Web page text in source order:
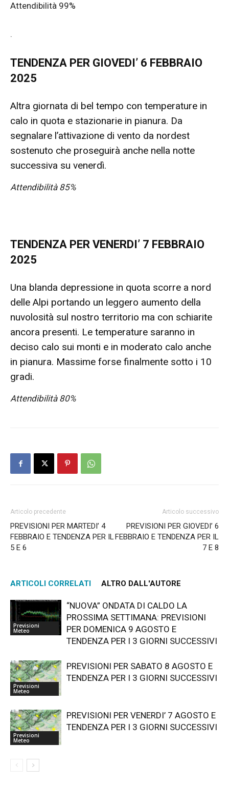
Attendibilità 99%
.
TENDENZA PER GIOVEDI’ 6 FEBBRAIO
2025
Altra giornata di bel tempo con temperature in
calo in quota e stazionarie in pianura. Da
segnalare l’attivazione di vento da nordest
sostenuto che proseguirà anche nella notte
successiva su venerdì.
Attendibilità 85%
TENDENZA PER VENERDI’ 7 FEBBRAIO
2025
Una blanda depressione in quota scorre a nord
delle Alpi portando un leggero aumento della
nuvolosità sul nostro territorio ma con schiarite
ancora presenti. Le temperature saranno in
deciso calo sui monti e in moderato calo anche
in pianura. Massime forse finalmente sotto i 10
gradi.
Attendibilità 80%
Articolo precedente
PREVISIONI PER MARTEDI’ 4
FEBBRAIO E TENDENZA PER IL
5 E 6
Articolo successivo
PREVISIONI PER GIOVEDI’ 6
FEBBRAIO E TENDENZA PER IL
7 E 8
ARTICOLI CORRELATI ALTRO DALL'AUTORE
Previsioni
Meteo
“NUOVA” ONDATA DI CALDO LA
PROSSIMA SETTIMANA: PREVISIONI
PER DOMENICA 9 AGOSTO E
TENDENZA PER I 3 GIORNI SUCCESSIVI
Previsioni
Meteo
PREVISIONI PER SABATO 8 AGOSTO E
TENDENZA PER I 3 GIORNI SUCCESSIVI
Previsioni
Meteo
PREVISIONI PER VENERDI’ 7 AGOSTO E
TENDENZA PER I 3 GIORNI SUCCESSIVI